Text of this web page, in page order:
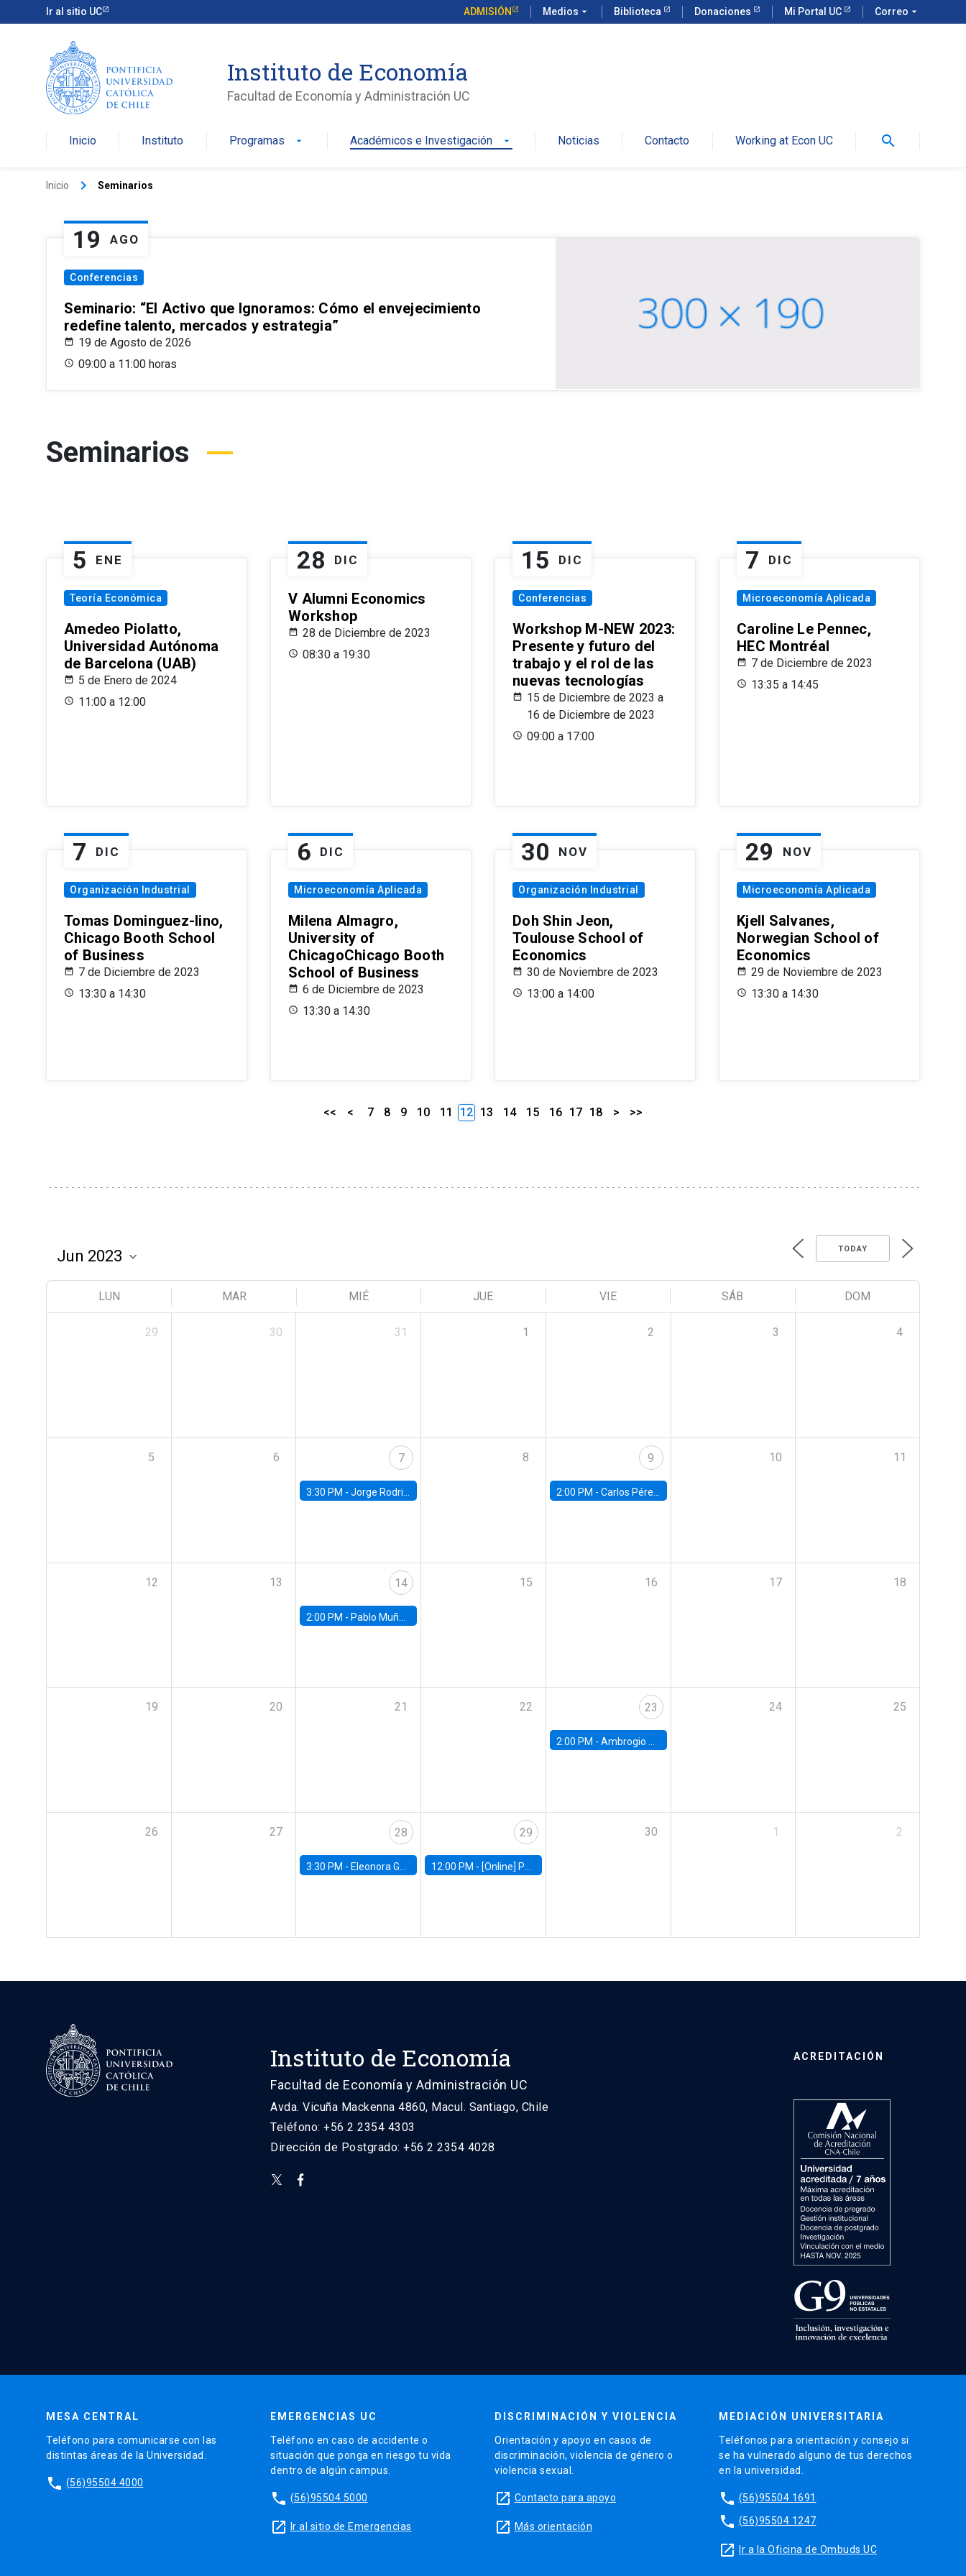
Ir al sitio UC ADMISIÓN Medios arrow_drop_down Biblioteca Donaciones Mi Portal UC Correo arrow_drop_down
Instituto de Economía
Facultad de Economía y Administración UC
Inicio Instituto Programas arrow_drop_down Académicos e Investigación arrow_drop_down Noticias Contacto Working at Econ UC search
Inicio keyboard_arrow_right Seminarios
19 AGO
Conferencias
Seminario: “El Activo que Ignoramos: Cómo el envejecimiento
redefine talento, mercados y estrategia”
19 de Agosto de 2026
09:00 a 11:00 horas
Seminarios
5 ENE
Teoría Económica
Amedeo Piolatto,
Universidad Autónoma
de Barcelona (UAB)
5 de Enero de 2024
11:00 a 12:00
28 DIC
V Alumni Economics
Workshop
28 de Diciembre de 2023
08:30 a 19:30
15 DIC
Conferencias
Workshop M-NEW 2023:
Presente y futuro del
trabajo y el rol de las
nuevas tecnologías
15 de Diciembre de 2023 a
16 de Diciembre de 2023
09:00 a 17:00
7 DIC
Microeconomía Aplicada
Caroline Le Pennec,
HEC Montréal
7 de Diciembre de 2023
13:35 a 14:45
7 DIC
Organización Industrial
Tomas Dominguez-Iino,
Chicago Booth School
of Business
7 de Diciembre de 2023
13:30 a 14:30
6 DIC
Microeconomía Aplicada
Milena Almagro,
University of
ChicagoChicago Booth
School of Business
6 de Diciembre de 2023
13:30 a 14:30
30 NOV
Organización Industrial
Doh Shin Jeon,
Toulouse School of
Economics
30 de Noviembre de 2023
13:00 a 14:00
29 NOV
Microeconomía Aplicada
Kjell Salvanes,
Norwegian School of
Economics
29 de Noviembre de 2023
13:30 a 14:30
<< < 7 8 9 10 11 12 13 14 15 16 17 18 > >>
TODAY
LUN MAR MIÉ JUE VIE SÁB DOM
29 30 31 1 2 3 4
5 6 7
3:30 PM -Jorge Rodriguez, Universidad de Los Andes
8 9
2:00 PM - Carlos Pérez, Universidad Finis Terrae
10 11
12 13 14
2:00 PM - Pablo Muñoz, Universidad de Chile
15 16 17 18
19 20 21 22 23
2:00 PM - Ambrogio Cesa-Bianchi, Bank of England
24 25
26 27 28
3:30 PM - Eleonora Guarnieri, Exeter University
29
12:00 PM - [Online] Pablo Slutzky, University of Maryland
30 1 2
Instituto de Economía
Facultad de Economía y Administración UC
Avda. Vicuña Mackenna 4860, Macul. Santiago, Chile
Teléfono: +56 2 2354 4303
Dirección de Postgrado: +56 2 2354 4028
ACREDITACIÓN
MESA CENTRAL
Teléfono para comunicarse con las
distintas áreas de la Universidad.
phone (56)95504 4000
EMERGENCIAS UC
Teléfono en caso de accidente o
situación que ponga en riesgo tu vida
dentro de algún campus.
phone (56)95504 5000
launch Ir al sitio de Emergencias
DISCRIMINACIÓN Y VIOLENCIA
Orientación y apoyo en casos de
discriminación, violencia de género o
violencia sexual.
launch Contacto para apoyo
launch Más orientación
MEDIACIÓN UNIVERSITARIA
Teléfonos para orientación y consejo si
se ha vulnerado alguno de tus derechos
en la universidad.
phone (56)95504 1691
phone (56)95504 1247
launch Ir a la Oficina de Ombuds UC